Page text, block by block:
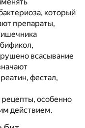
который
препараты,
всасывание
фестал,
особенно
действием.